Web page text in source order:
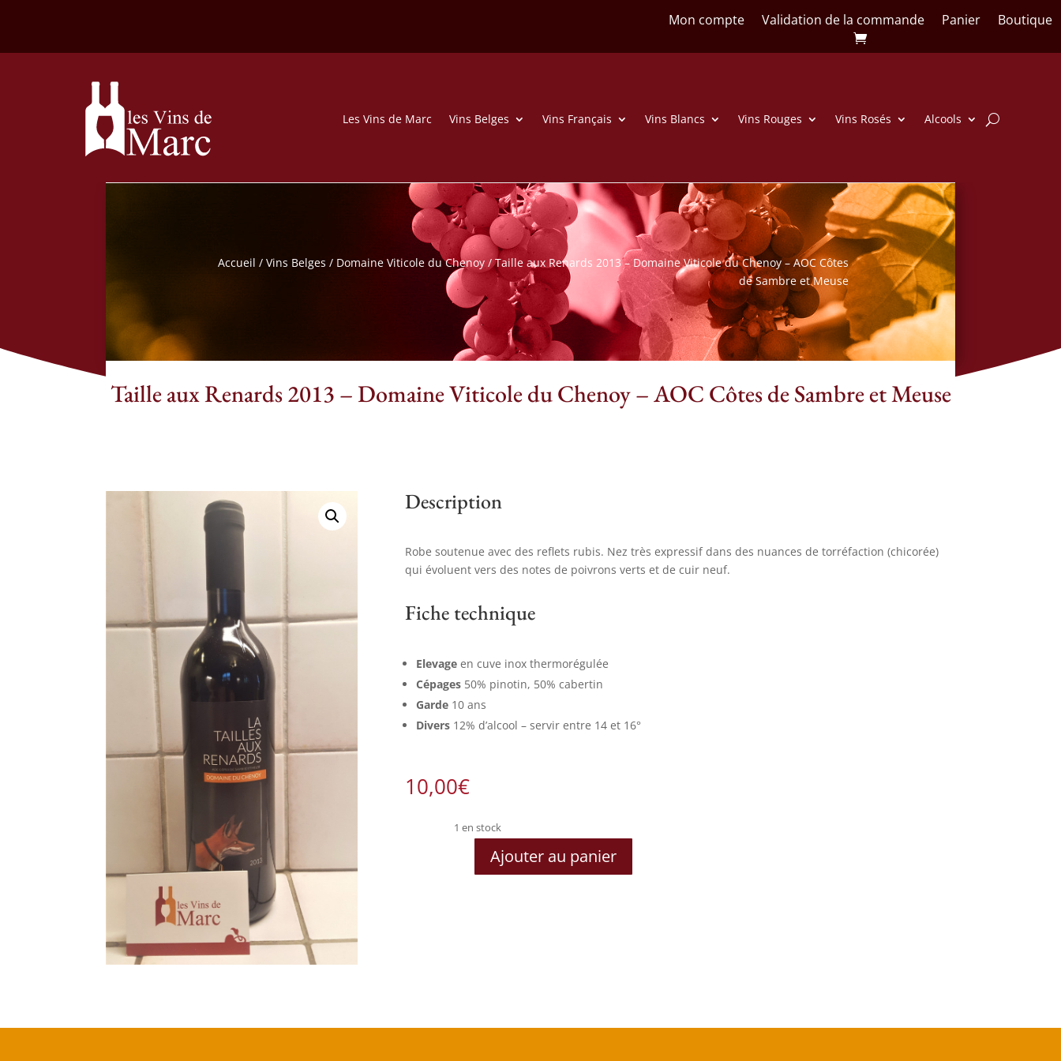
Mon compte Validation de la commande Panier Boutique
Les Vins de Marc Vins Belges Vins Français Vins Blancs Vins Rouges Vins Rosés Alcools
Accueil /Vins Belges / Domaine Viticole du Chenoy / Taille aux Renards 2013 – Domaine Viticole du Chenoy – AOC Côtes
de Sambre et Meuse
Taille aux Renards 2013 – Domaine Viticole du Chenoy – AOC Côtes de Sambre et Meuse
Description
Robe soutenue avec des reflets rubis. Nez très expressif dans des nuances de torréfaction (chicorée)
qui évoluent vers des notes de poivrons verts et de cuir neuf.
Fiche technique
Elevage en cuve inox thermorégulée
Cépages 50% pinotin, 50% cabertin
Garde 10 ans
Divers 12% d’alcool – servir entre 14 et 16°
10,00€
1 en stock
quantité
du
Ajouter au panier